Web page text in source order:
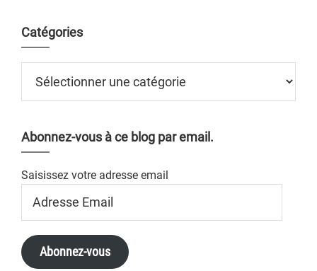
Catégories
Abonnez-vous à ce blog par email.
Saisissez votre adresse email
Email
Abonnez-vous